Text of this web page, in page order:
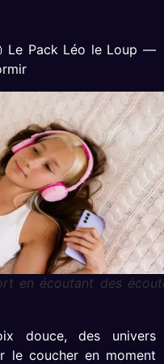
Le Pack Léo le Loup —
en écoutant des
douce, des univers
le coucher en moment